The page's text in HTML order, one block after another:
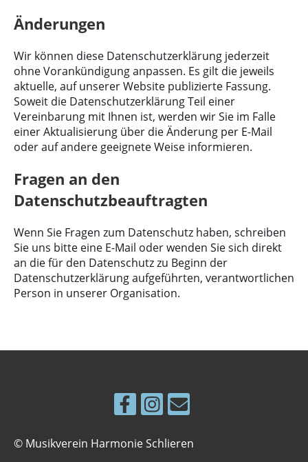
Änderungen
Wir können diese Datenschutzerklärung jederzeit
ohne Vorankündigung anpassen. Es gilt die jeweils
aktuelle, auf unserer Website publizierte Fassung.
Soweit die Datenschutzerklärung Teil einer
Vereinbarung mit Ihnen ist, werden wir Sie im Falle
einer Aktualisierung über die Änderung per E-Mail
oder auf andere geeignete Weise informieren.
Fragen an den
Datenschutzbeauftragten
Wenn Sie Fragen zum Datenschutz haben, schreiben
Sie uns bitte eine E-Mail oder wenden Sie sich direkt
an die für den Datenschutz zu Beginn der
Datenschutzerklärung aufgeführten, verantwortlichen
Person in unserer Organisation.
© Musikverein Harmonie Schlieren